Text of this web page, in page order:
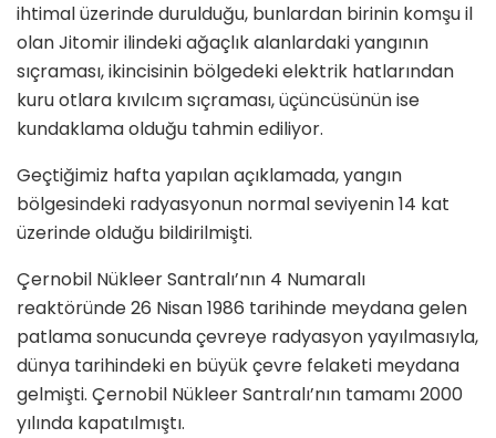
ihtimal üzerinde durulduğu, bunlardan birinin komşu il
olan Jitomir ilindeki ağaçlık alanlardaki yangının
sıçraması, ikincisinin bölgedeki elektrik hatlarından
kuru otlara kıvılcım sıçraması, üçüncüsünün ise
kundaklama olduğu tahmin ediliyor.
Geçtiğimiz hafta yapılan açıklamada, yangın
bölgesindeki radyasyonun normal seviyenin 14 kat
üzerinde olduğu bildirilmişti.
Çernobil Nükleer Santralı’nın 4 Numaralı
reaktöründe 26 Nisan 1986 tarihinde meydana gelen
patlama sonucunda çevreye radyasyon yayılmasıyla,
dünya tarihindeki en büyük çevre felaketi meydana
gelmişti. Çernobil Nükleer Santralı’nın tamamı 2000
yılında kapatılmıştı.